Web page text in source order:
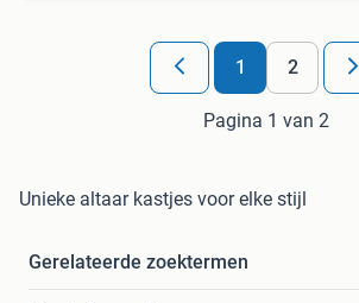
1 2
Pagina 1 van 2
Unieke altaar kastjes voor elke stijl
Gerelateerde zoektermen